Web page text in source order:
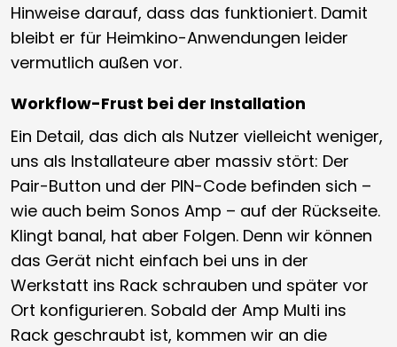
Hinweise darauf, dass das funktioniert. Damit
bleibt er für Heimkino-Anwendungen leider
vermutlich außen vor.
Workflow-Frust bei der Installation
Ein Detail, das dich als Nutzer vielleicht weniger,
uns als Installateure aber massiv stört: Der
Pair-Button und der PIN-Code befinden sich –
wie auch beim Sonos Amp – auf der Rückseite.
Klingt banal, hat aber Folgen. Denn wir können
das Gerät nicht einfach bei uns in der
Werkstatt ins Rack schrauben und später vor
Ort konfigurieren. Sobald der Amp Multi ins
Rack geschraubt ist, kommen wir an die